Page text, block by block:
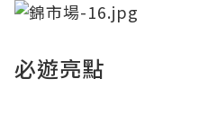
必遊亮點